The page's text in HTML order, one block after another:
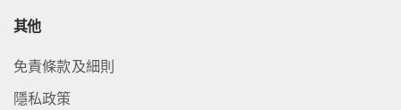
其他
免責條款及細則
隱私政策